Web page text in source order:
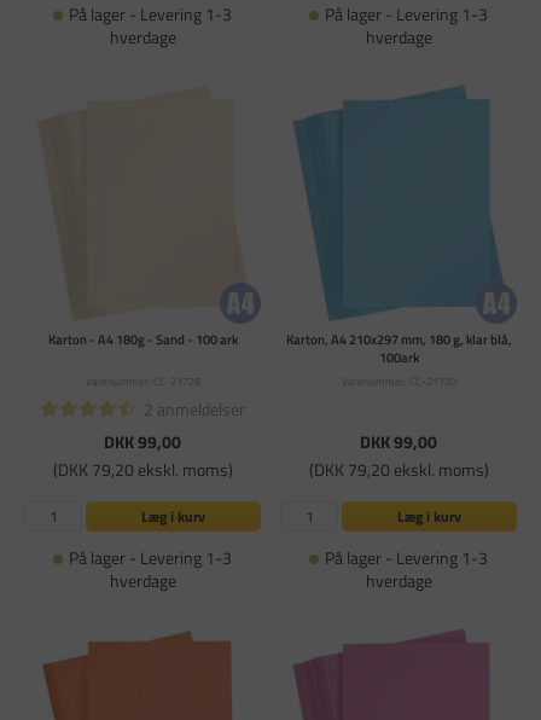
På lager - Levering 1-3
hverdage
På lager - Levering 1-3
hverdage
Karton - A4 180g - Sand - 100 ark
Varenummer: CC-21728
2 anmeldelser
DKK 99,00
(DKK 79,20 ekskl. moms)
Læg i kurv
På lager - Levering 1-3
hverdage
Karton, A4 210x297 mm, 180 g, klar blå,
100ark
Varenummer: CC-21720
DKK 99,00
(DKK 79,20 ekskl. moms)
Læg i kurv
På lager - Levering 1-3
hverdage